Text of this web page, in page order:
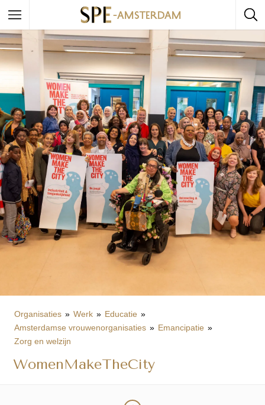
Organisaties Werk
Educatie
Amsterdamse vrouwenorganisaties
Emancipatie
Zorg en welzijn
WomenMakeTheCity